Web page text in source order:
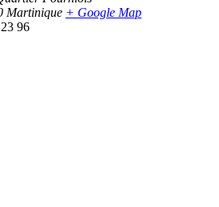
Martinique + Google Map
96